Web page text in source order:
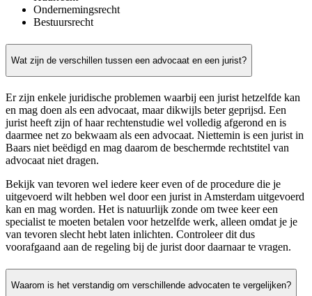
Ondernemingsrecht
Bestuursrecht
Wat zijn de verschillen tussen een advocaat en een jurist?
Er zijn enkele juridische problemen waarbij een jurist hetzelfde kan
en mag doen als een advocaat, maar dikwijls beter geprijsd. Een
jurist heeft zijn of haar rechtenstudie wel volledig afgerond en is
daarmee net zo bekwaam als een advocaat. Niettemin is een jurist in
Baars niet beëdigd en mag daarom de beschermde rechtstitel van
advocaat niet dragen.
Bekijk van tevoren wel iedere keer even of de procedure die je
uitgevoerd wilt hebben wel door een jurist in Amsterdam uitgevoerd
kan en mag worden. Het is natuurlijk zonde om twee keer een
specialist te moeten betalen voor hetzelfde werk, alleen omdat je je
van tevoren slecht hebt laten inlichten. Controleer dit dus
voorafgaand aan de regeling bij de jurist door daarnaar te vragen.
Waarom is het verstandig om verschillende advocaten te vergelijken?